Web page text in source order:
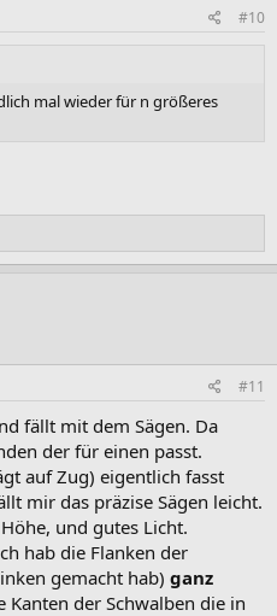
#10
mal wieder für n größeres
#11
fällt mit dem Sägen. Da
der für einen passt.
auf Zug) eigentlich fasst
mir das präzise Sägen leicht.
und gutes Licht.
hab die Flanken der
gemacht hab) ganz
Kanten der Schwalben die in